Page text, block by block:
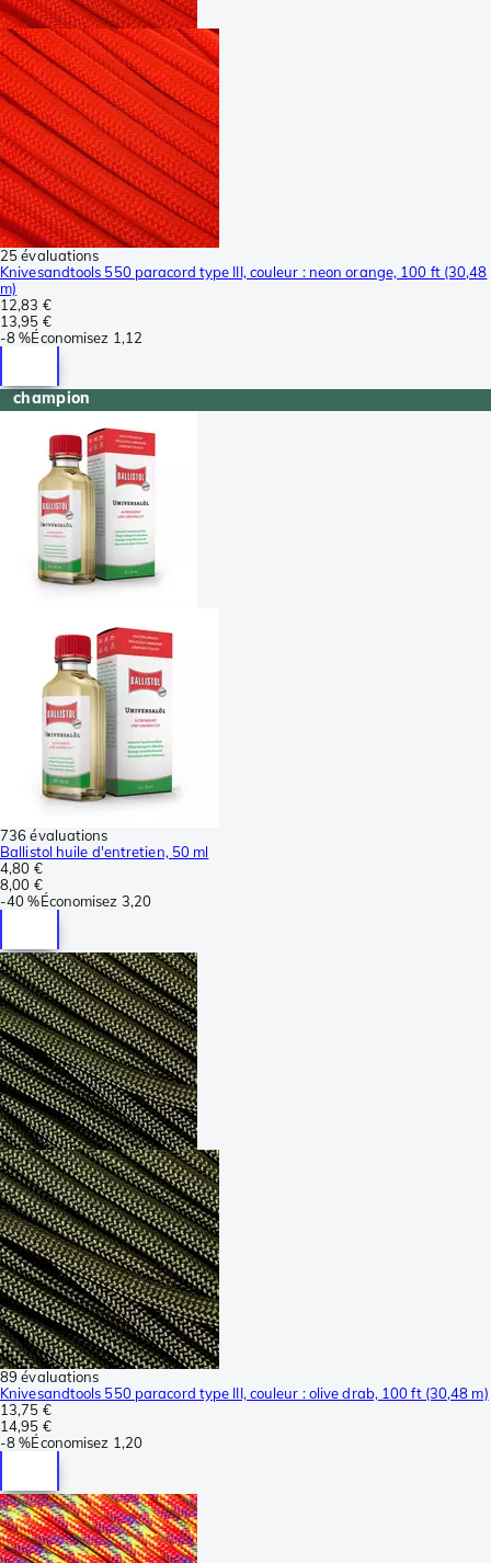
25 évaluations
Knivesandtools 550 paracord type III, couleur : neon orange, 100 ft (30,48
m)
12,83 €
13,95 €
-8 %Économisez 1,12
champion
736 évaluations
Ballistol huile d'entretien, 50 ml
4,80 €
8,00 €
-40 %Économisez 3,20
89 évaluations
Knivesandtools 550 paracord type III, couleur : olive drab, 100 ft (30,48 m)
13,75 €
14,95 €
-8 %Économisez 1,20